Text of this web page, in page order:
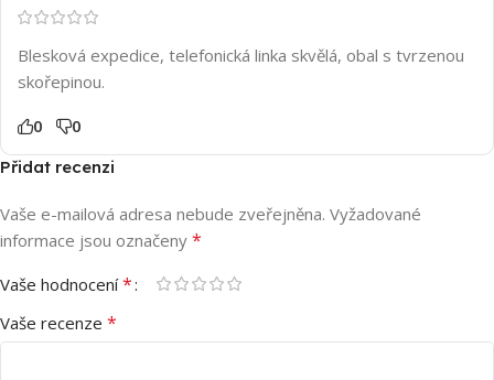
Blesková expedice, telefonická linka skvělá, obal s tvrzenou
skořepinou.
0 0
Přidat recenzi
Vaše e-mailová adresa nebude zveřejněna. Vyžadované
informace jsou označeny *
Vaše hodnocení*
Vaše recenze *